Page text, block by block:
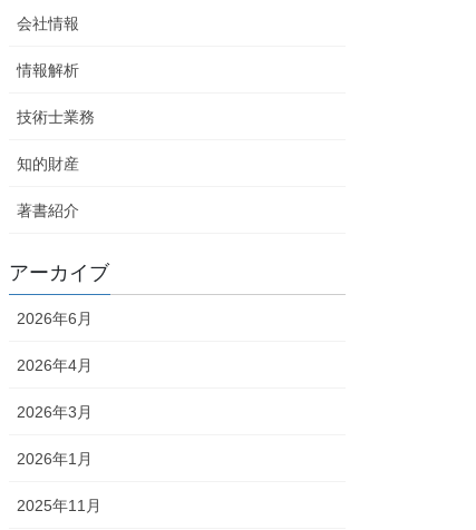
会社情報
情報解析
技術士業務
知的財産
著書紹介
アーカイブ
2026年6月
2026年4月
2026年3月
2026年1月
2025年11月